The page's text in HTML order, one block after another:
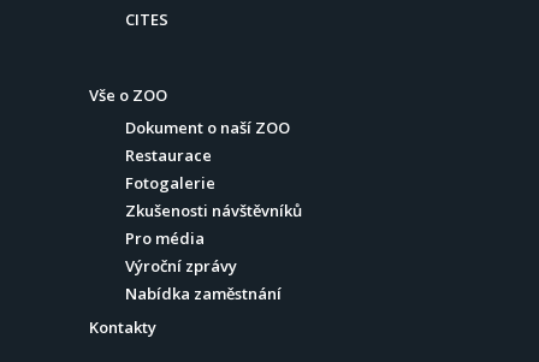
CITES
Vše o ZOO
Dokument o naší ZOO
Restaurace
Fotogalerie
Zkušenosti návštěvníků
Pro média
Výroční zprávy
Nabídka zaměstnání
Kontakty